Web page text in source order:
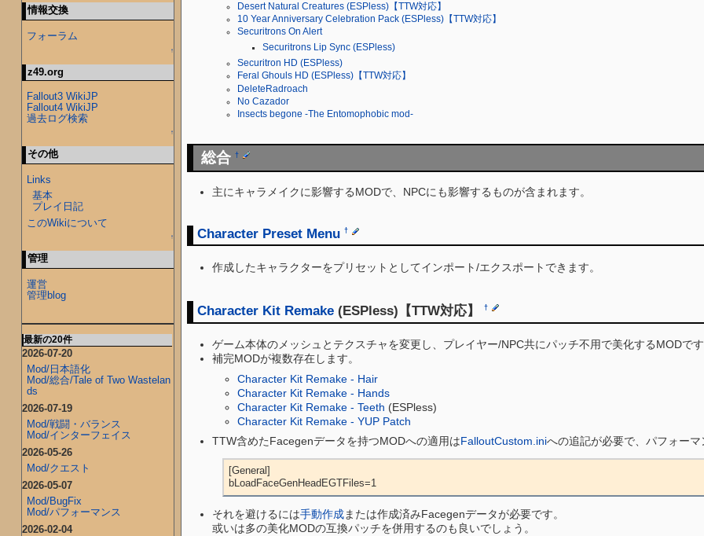
Desert Natural Creatures (ESPless)【TTW対応】
10 Year Anniversary Celebration Pack (ESPless)【TTW対応】
Securitrons On Alert
Securitrons Lip Sync (ESPless)
Securitron HD (ESPless)
Feral Ghouls HD (ESPless)【TTW対応】
DeleteRadroach
No Cazador
Insects begone -The Entomophobic mod-
総合 †
主にキャラメイクに影響するMODで、NPCにも影響するものが含まれます。
Character Preset Menu †
作成したキャラクターをプリセットとしてインポート/エクスポートできます。
Character Kit Remake(ESPless)【TTW対応】 †
ゲーム本体のメッシュとテクスチャを変更し、プレイヤー/NPC共にパッチ不用で美化するMODで
補完MODが複数存在します。
Character Kit Remake - Hair
Character Kit Remake - Hands
Character Kit Remake - Teeth (ESPless)
Character Kit Remake - YUP Patch
TTW含めたFacegenデータを持つMODへの適用はFalloutCustom.iniへの追記が必要で、パフォー
[General]
bLoadFaceGenHeadEGTFiles=1
それを避けるには手動作成または作成済みFacegenデータが必要です。
或いは多の美化MODの互換パッチを併用するのも良いでしょう。
情報交換
フォーラム
↑
z49.org
Fallout3 WikiJP
Fallout4 WikiJP
過去ログ検索
↑
その他
Links
基本
プレイ日記
このWikiについて
↑
管理
運営
管理blog
最新の20件
2026-07-20
Mod/日本語化
Mod/総合/Tale of Two Wastelan
ds
2026-07-19
Mod/戦闘・バランス
Mod/インターフェイス
2026-05-26
Mod/クエスト
2026-05-07
Mod/BugFix
Mod/パフォーマンス
2026-02-04